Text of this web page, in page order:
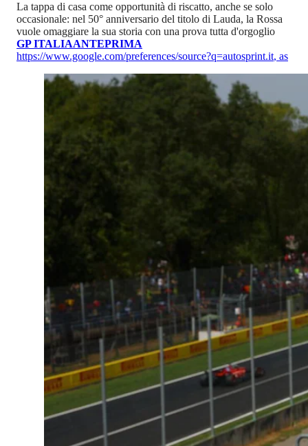
La tappa di casa come opportunità di riscatto, anche se solo
occasionale: nel 50° anniversario del titolo di Lauda, la Rossa
vuole omaggiare la sua storia con una prova tutta d'orgoglio
GP ITALIAANTEPRIMA
https://www.google.com/preferences/source?q=autosprint.it, as